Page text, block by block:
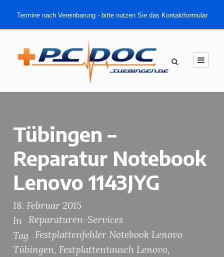
Termine nach Vereinbarung - bitte nutzen Sie das Kontaktformular
Tübingen –
Reparatur Notebook
Lenovo 1143JYG
18. Februar 2015
In
Reparaturen-Services
Tag
Festplattenfehler Notebook Lenovo
Tübingen, Festplattentausch Lenovo,